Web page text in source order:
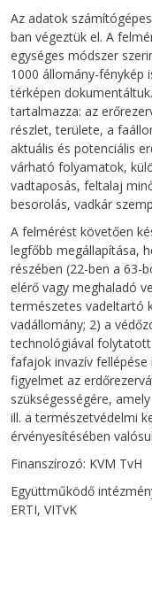
Az adatok
ban végeztük el. A
egységes módszer
1000 állomány-fénykép
térképen
tartalmazza: az
részlet, területe, a
aktuális és potenciális
várható folyamatok,
vadtaposás, feltalaj
besorolás, vadkár
A felmérést követően
legfőbb megállapítása,
részében (22-ben a 63-
elérő vagy meghaladó
természetes vadeltartó
vadállomány; 2) a
technológiával
fafajok invazív
figyelmet az
szükségességére,
ill. a természetvédelmi
érvényesítésében
Finanszírozó: KVM TvH
Együttműködő
ERTI, VITvK